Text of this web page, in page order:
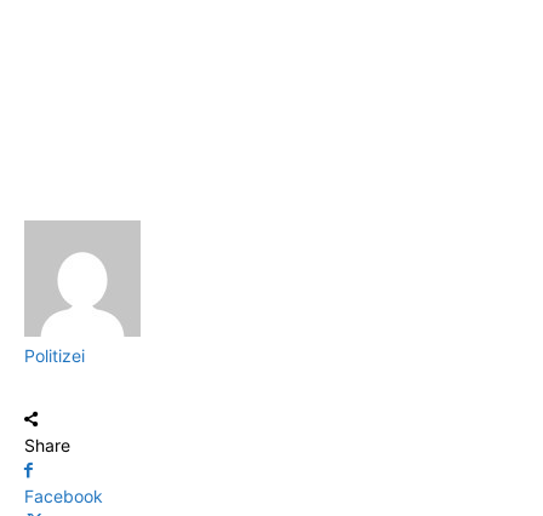
Politizei
Share
Facebook